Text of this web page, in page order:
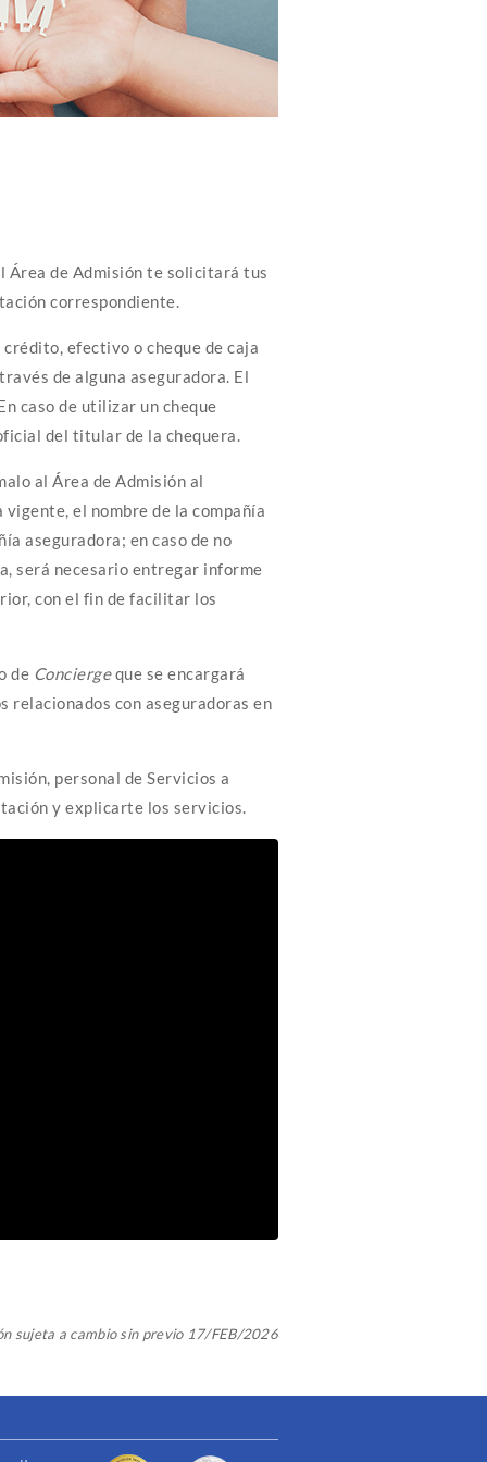
de Admisión te solicitará tus
correspondiente.
efectivo o cheque de caja
de alguna aseguradora. El
caso de utilizar un cheque
del titular de la chequera.
al Área de Admisión al
el nombre de la compañía
aseguradora; en caso de no
será necesario entregar informe
con el fin de facilitar los
de Conciergeque se encargará
con aseguradoras en
personal de Servicios a
y explicarte los servicios.
sujeta a cambio sin previo 17/FEB/2026